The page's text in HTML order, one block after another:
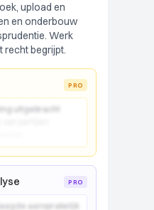
upload en
en onderbouw
Werk
recht begrijpt.
PRO
uitgebracht
PRO
aansprakelijk